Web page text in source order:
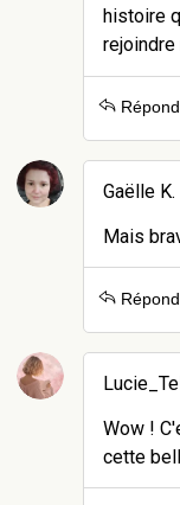
histoire
Gaëlle
Mais
Wow !
cette